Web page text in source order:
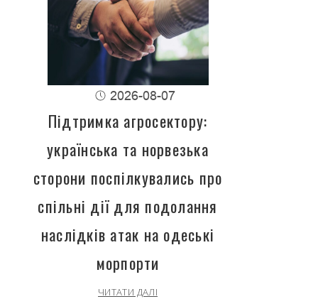
2026-08-07
Підтримка агросектору:
українська та норвезька
сторони поспілкувались про
спільні дії для подолання
наслідків атак на одеські
морпорти
ЧИТАТИ ДАЛІ